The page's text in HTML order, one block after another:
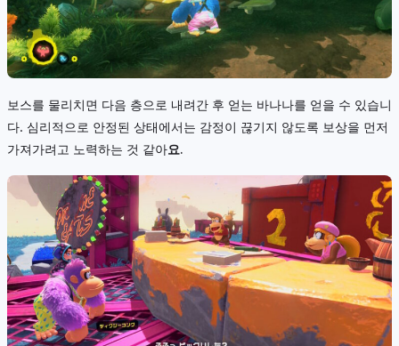
보스를 물리치면 다음 층으로 내려간 후 얻는 바나나를 얻을 수 있습니
다. 심리적으로 안정된 상태에서는 감정이 끊기지 않도록 보상을 먼저
가져가려고 노력하는 것 같아요.